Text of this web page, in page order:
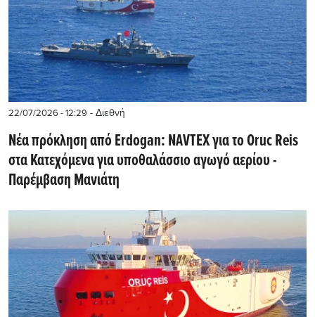
22/07/2026 - 12:29 - Διεθνή
Νέα πρόκληση από Erdogan: NAVTEX για το Oruc Reis
στα Κατεχόμενα για υποθαλάσσιο αγωγό αερίου -
Παρέμβαση Μανιάτη